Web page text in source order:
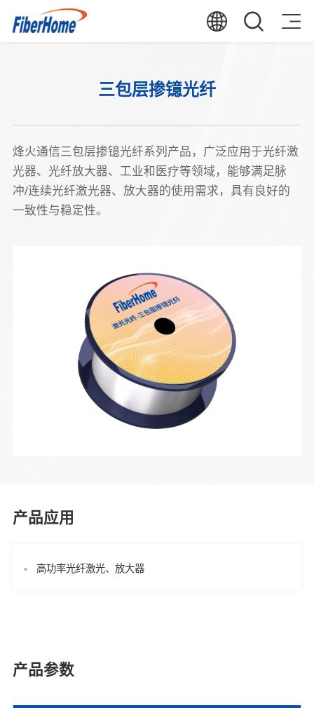
三包层掺镱光纤
烽火通信三包层掺镱光纤系列产品，广泛应用于光纤激
光器、光纤放大器、工业和医疗等领域，能够满足脉
冲/连续光纤激光器、放大器的使用需求，具有良好的
一致性与稳定性。
产品应用
高功率光纤激光、放大器
产品参数